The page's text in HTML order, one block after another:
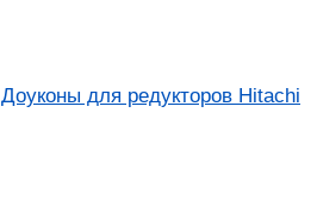
Доуконы для редукторов Hitachi